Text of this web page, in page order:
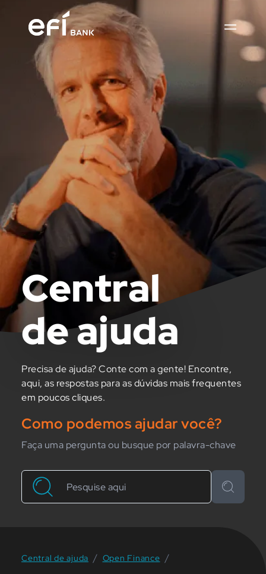
Central
de ajuda
Precisa de ajuda? Conte com a gente! Encontre,
aqui, as respostas para as dúvidas mais frequentes
em poucos cliques.
Como podemos ajudar você?
Faça uma pergunta ou busque por palavra-chave
Buscar
Central de ajuda / Open Finance /